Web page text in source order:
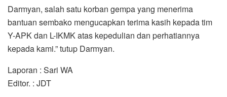
Darmyan, salah satu korban gempa yang menerima
bantuan sembako mengucapkan terima kasih kepada tim
Y-APK dan L-IKMK atas kepedulian dan perhatiannya
kepada kami.” tutup Darmyan.
Laporan : Sari WA
Editor. : JDT